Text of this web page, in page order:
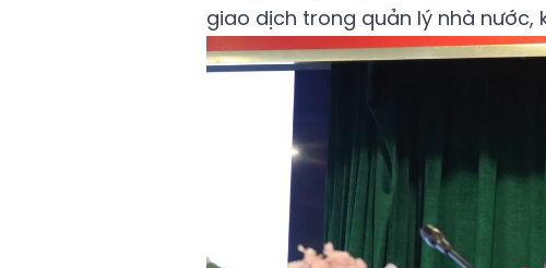
giao dịch trong quản lý nhà nước,